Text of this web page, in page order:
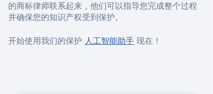
的商标律师联系起来，他们可以指导您完成整个过程
并确保您的知识产权受到保护。
开始使用我们的保护 人工智能助手 现在！